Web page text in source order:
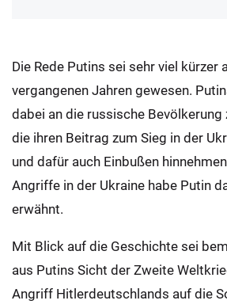
Die Rede Putins sei sehr viel kürzer
vergangenen Jahren gewesen.
dabei an die russische Bevölkerung
die ihren Beitrag zum Sieg in der
und dafür auch Einbußen
Angriffe in der Ukraine habe Putin
erwähnt.
Mit Blick auf die Geschichte sei
aus Putins Sicht der Zweite
Angriff Hitlerdeutschlands auf die